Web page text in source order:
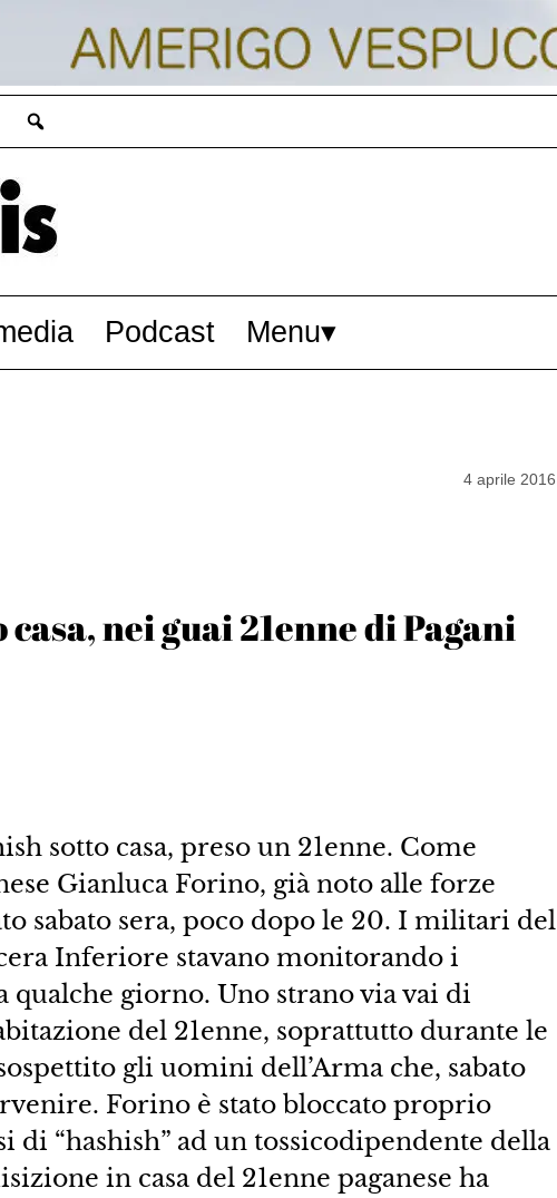
Podcast Menu
4 aprile 2016
nei guai 21enne di Pagani
sotto casa, preso un 21enne. Come
Gianluca Forino, già noto alle forze
sabato sera, poco dopo le 20. I militari del
Inferiore stavano monitorando i
giorno. Uno strano via vai di
del 21enne, soprattutto durante le
gli uomini dell’Arma che, sabato
Forino è stato bloccato proprio
di “hashish” ad un tossicodipendente della
in casa del 21enne paganese ha